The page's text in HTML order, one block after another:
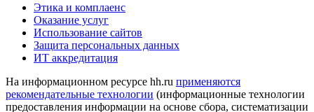
Этика и комплаенс
Оказание услуг
Использование сайтов
Защита персональных данных
ИТ аккредитация
На информационном ресурсе hh.ru применяются
рекомендательные технологии (информационные технологии
предоставления информации на основе сбора, систематизации